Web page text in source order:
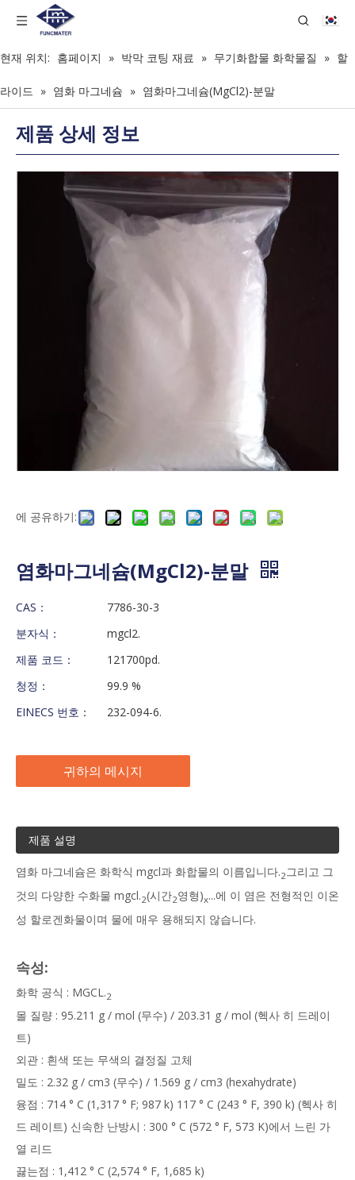
현재 위치: 홈페이지 » 박막 코팅 재료 » 무기화합물 화학물질 » 할
라이드 » 염화 마그네슘 » 염화마그네슘(MgCl2)-분말
제품 상세 정보
에 공유하기:
염화마그네슘(MgCl2)-분말
CAS：
7786-30-3
분자식：
mgcl2.
제품 코드：
121700pd.
청정：
99.9 %
EINECS 번호：
232-094-6.
귀하의 메시지
제품 설명
염화 마그네슘은 화학식 mgcl과 화합물의 이름입니다.2그리고 그
것의 다양한 수화물 mgcl.2(시간2영형)x...에 이 염은 전형적인 이온
성 할로겐화물이며 물에 매우 용해되지 않습니다.
속성:
화학 공식 : MGCL.2
몰 질량 : 95.211 g / mol (무수) / 203.31 g / mol (헥사 히 드레이
트)
외관 : 흰색 또는 무색의 결정질 고체
밀도 : 2.32 g / cm3 (무수) / 1.569 g / cm3 (hexahydrate)
융점 : 714 ° C (1,317 ° F; 987 k) 117 ° C (243 ° F, 390 k) (헥사 히
드 레이트) 신속한 난방시 : 300 ° C (572 ° F, 573 K)에서 느린 가
열 리드
끓는점 : 1,412 ° C (2,574 ° F, 1,685 k)